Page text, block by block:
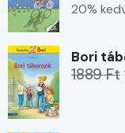
20%
Bori
1889 Ft